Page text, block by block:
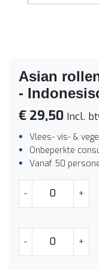
Asian
-
€ 29,50 Incl.
Vlees- vis- &
Onbeperkte
Vanaf 50
- +
- +